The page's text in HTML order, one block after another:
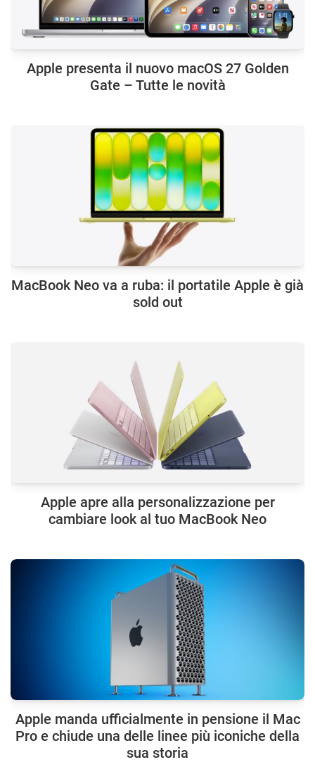
Apple presenta il nuovo macOS 27 Golden
Gate – Tutte le novità
MacBook Neo va a ruba: il portatile Apple è già
sold out
Apple apre alla personalizzazione per
cambiare look al tuo MacBook Neo
Apple manda ufficialmente in pensione il Mac
Pro e chiude una delle linee più iconiche della
sua storia